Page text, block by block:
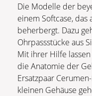
Die Modelle der
einem Softcase,
beherbergt. Dazu
Ohrpassstücke aus
Mit ihrer Hilfe
die Anatomie der
Ersatzpaar
kleinen Gehäuse